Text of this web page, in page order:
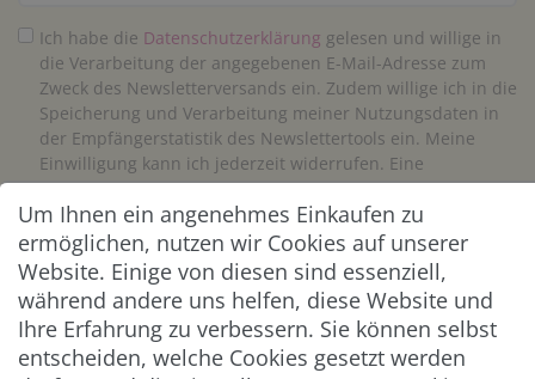
Ich habe die Daten­schutz­erklärung gelesen und willige in
die Verarbeitung der angegebenen E-Mail-Adresse zum
Zweck des Newsletterversands ein. Zudem willige ich in die
Speicherung und Verarbeitung meiner Nutzungsdaten in
der Empfängerstatistik des Newslettertools ein. Meine
Einwilligung kann ich jederzeit widerrufen. Eine
Abmeldung vom Newsletter ist jederzeit möglich.**
Abonnieren
** Hierbei handelt es sich um ein Pflichtfeld.
Um Ihnen ein angenehmes Einkaufen zu
ermöglichen, nutzen wir Cookies auf unserer
Website. Einige von diesen sind essenziell,
während andere uns helfen, diese Website und
Ihre Erfahrung zu verbessern. Sie können selbst
entscheiden, welche Cookies gesetzt werden